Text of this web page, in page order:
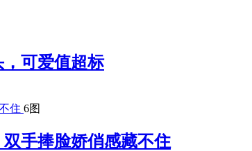
可爱值超标
6图
手捧脸娇俏感藏不住